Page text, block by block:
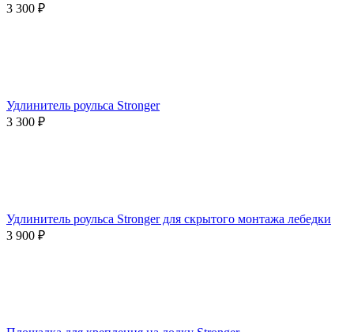
3 300 ₽
Удлинитель роульса Stronger
3 300 ₽
Удлинитель роульса Stronger для скрытого монтажа лебедки
3 900 ₽